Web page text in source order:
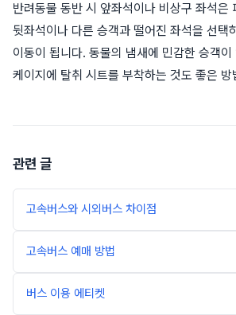
반려동물 동반 시 앞좌석이나 비상구 좌석은
뒷좌석이나 다른 승객과 떨어진 좌석을 선택
이동이 됩니다. 동물의 냄새에 민감한 승객
케이지에 탈취 시트를 부착하는 것도 좋은 방
관련 글
고속버스와 시외버스 차이점
고속버스 예매 방법
버스 이용 에티켓